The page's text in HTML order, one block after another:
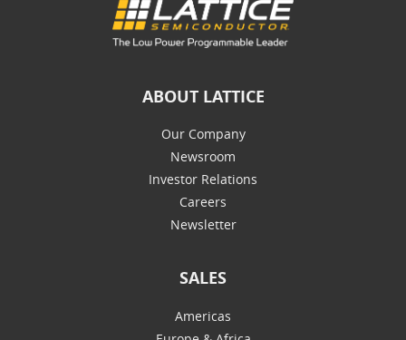
ABOUT LATTICE
Our Company
Newsroom
Investor Relations
Careers
Newsletter
SALES
Americas